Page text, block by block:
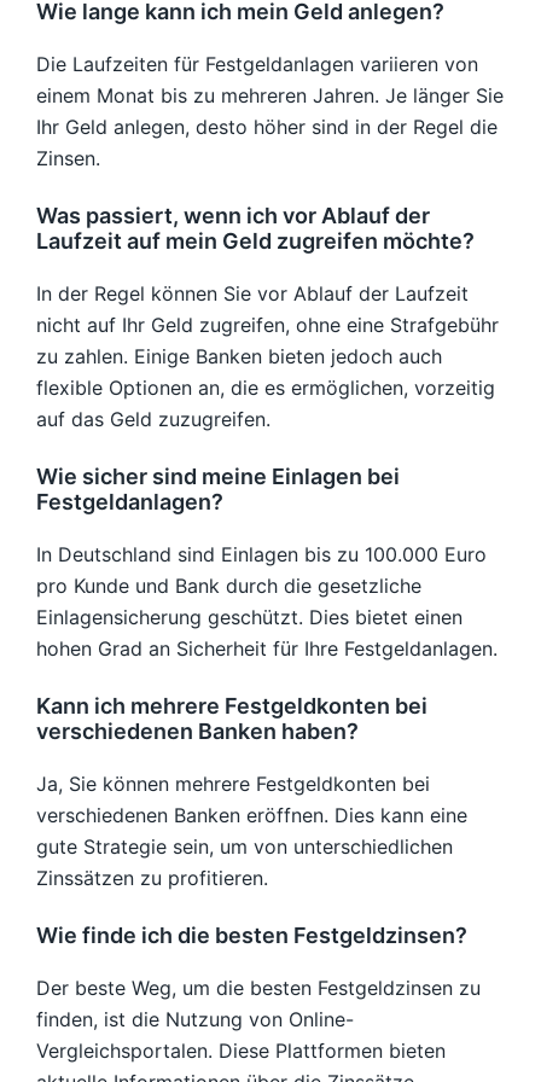
Wie lange kann ich mein Geld anlegen?
Die Laufzeiten für Festgeldanlagen variieren von
einem Monat bis zu mehreren Jahren. Je länger Sie
Ihr Geld anlegen, desto höher sind in der Regel die
Zinsen.
Was passiert, wenn ich vor Ablauf der
Laufzeit auf mein Geld zugreifen möchte?
In der Regel können Sie vor Ablauf der Laufzeit
nicht auf Ihr Geld zugreifen, ohne eine Strafgebühr
zu zahlen. Einige Banken bieten jedoch auch
flexible Optionen an, die es ermöglichen, vorzeitig
auf das Geld zuzugreifen.
Wie sicher sind meine Einlagen bei
Festgeldanlagen?
In Deutschland sind Einlagen bis zu 100.000 Euro
pro Kunde und Bank durch die gesetzliche
Einlagensicherung geschützt. Dies bietet einen
hohen Grad an Sicherheit für Ihre Festgeldanlagen.
Kann ich mehrere Festgeldkonten bei
verschiedenen Banken haben?
Ja, Sie können mehrere Festgeldkonten bei
verschiedenen Banken eröffnen. Dies kann eine
gute Strategie sein, um von unterschiedlichen
Zinssätzen zu profitieren.
Wie finde ich die besten Festgeldzinsen?
Der beste Weg, um die besten Festgeldzinsen zu
finden, ist die Nutzung von Online-
Vergleichsportalen. Diese Plattformen bieten